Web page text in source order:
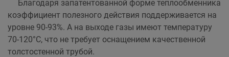
Благодаря запатентованной форме теплообменника
коэффициент полезного действия поддерживается на
уровне 90-93%. А на выходе газы имеют температуру
70-120°C, что не требует оснащением качественной
толстостенной трубой.